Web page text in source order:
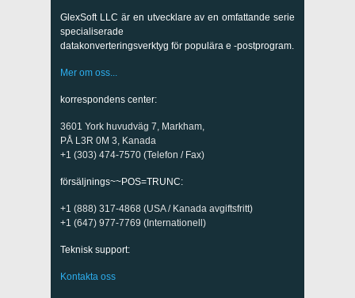
GlexSoft LLC är en utvecklare av en omfattande serie
specialiserade
datakonverteringsverktyg för populära e -postprogram.
Mer om oss...
korrespondens center:
3601 York huvudväg 7, Markham,
PÅ L3R 0M 3, Kanada
+1 (303) 474-7570 (Telefon / Fax)
försäljnings~~POS=TRUNC:
+1 (888) 317-4868 (USA / Kanada avgiftsfritt)
+1 (647) 977-7769 (Internationell)
Teknisk support:
Kontakta oss